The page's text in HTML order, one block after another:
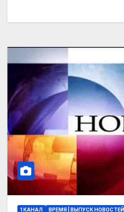
1 КАНАЛ ВРЕМЯ | ВЫПУСК НОВОСТЕЙ